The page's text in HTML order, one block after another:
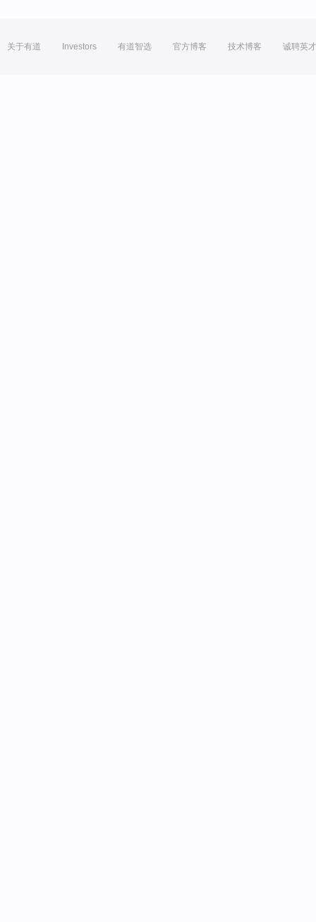
关于有道 Investors 有道智选 官方博客 技术博客 诚聘英才